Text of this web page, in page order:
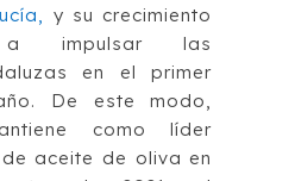
y su crecimiento
impulsar las
en el primer
De este modo,
como líder
aceite de oliva en